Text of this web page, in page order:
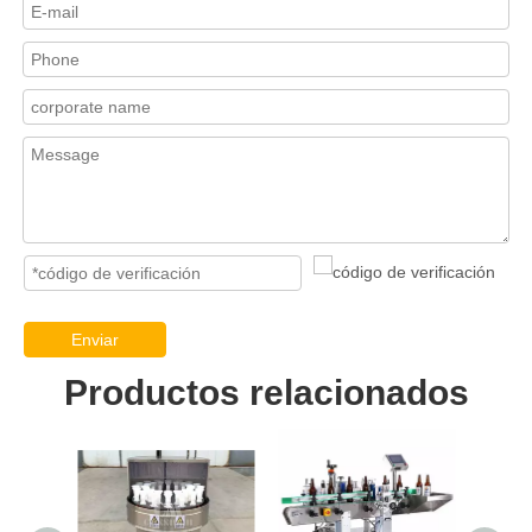
Enviar
Productos relacionados